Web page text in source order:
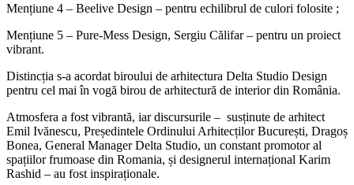
Mențiune 4 – Beelive Design – pentru echilibrul de culori folosite ;
Mențiune 5 – Pure-Mess Design, Sergiu Călifar – pentru un proiect
vibrant.
Distincția s-a acordat biroului de arhitectura Delta Studio Design
pentru cel mai în vogă birou de arhitectură de interior din România.
Atmosfera a fost vibrantă, iar discursurile – susținute de arhitect
Emil Ivănescu, Președintele Ordinului Arhitecților București, Dragoș
Bonea, General Manager Delta Studio, un constant promotor al
spațiilor frumoase din Romania, și designerul internațional Karim
Rashid – au fost inspiraționale.